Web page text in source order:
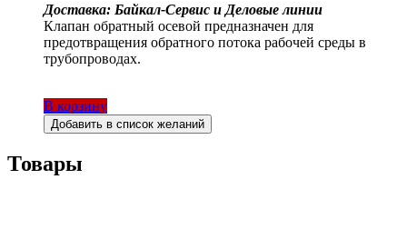
Доставка: Байкал-Сервис и Деловые линии
Клапан обратный осевой предназначен для
предотвращения обратного потока рабочей среды в
трубопроводах.
В корзину
Добавить в список желаний
Товары